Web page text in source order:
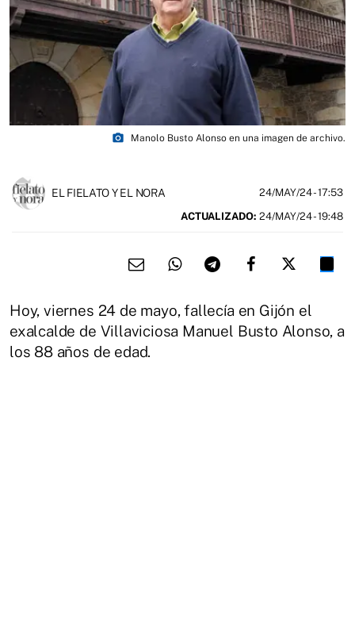
photo_camera Manolo Busto Alonso en una imagen de archivo.
EL FIELATO Y EL NORA 24/MAY/24- 17:53
ACTUALIZADO: 24/MAY/24 - 19:48
Hoy, viernes 24 de mayo, fallecía en Gijón el
exalcalde de Villaviciosa Manuel Busto Alonso, a
los 88 años de edad.